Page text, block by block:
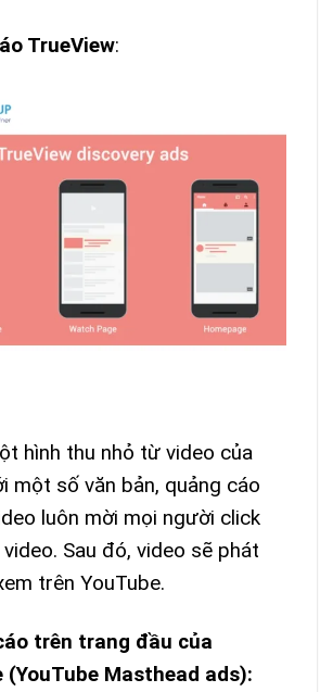
TrueView:
hình thu nhỏ từ video của
một số văn bản, quảng cáo
luôn mời mọi người click
Sau đó, video sẽ phát
trên YouTube.
trên trang đầu của
(YouTube Masthead ads):